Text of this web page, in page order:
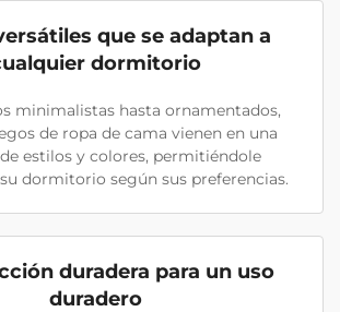
que se adaptan a
dormitorio
minimalistas hasta ornamentados,
de ropa de cama vienen en una
estilos y colores, permitiéndole
dormitorio según sus preferencias.
duradera para un uso
duradero